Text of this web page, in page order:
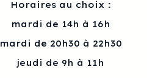
Horaires au choix :
mardi de 14h à 16h
mardi de 20h30 à 22h30
jeudi de 9h à 11h